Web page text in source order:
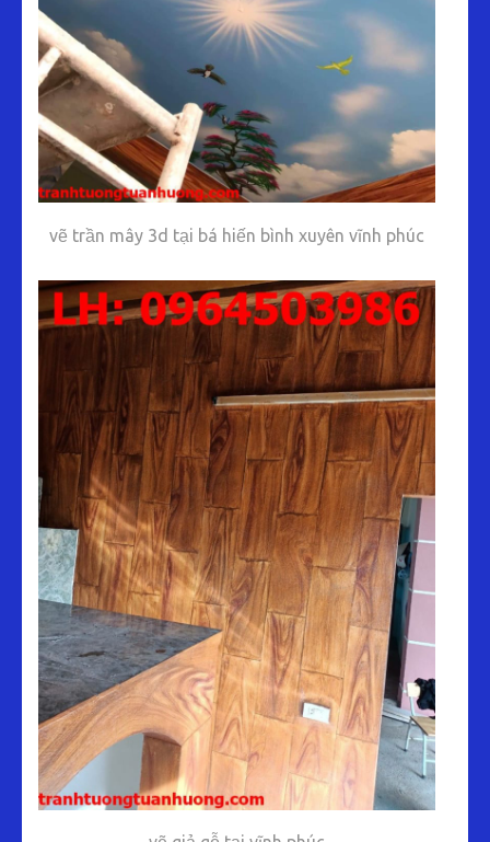
vẽ trần mây 3d tại bá hiến bình xuyên vĩnh phúc